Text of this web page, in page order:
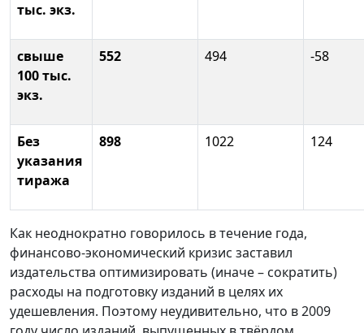
тыс. экз.
свыше
100 тыс.
экз.
552 494 -58
Без
указания
тиража
898 1022 124
Как неоднократно говорилось в течение года,
финансово-экономический кризис заставил
издательства оптимизировать (иначе – сократить)
расходы на подготовку изданий в целях их
удешевления. Поэтому неудивительно, что в 2009